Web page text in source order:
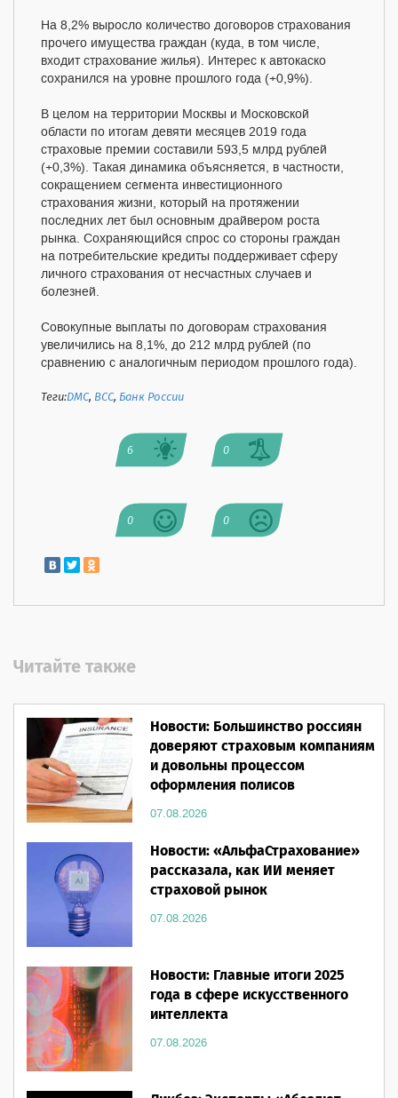
На 8,2% выросло количество договоров страхования
прочего имущества граждан (куда, в том числе,
входит страхование жилья). Интерес к автокаско
сохранился на уровне прошлого года (+0,9%).
В целом на территории Москвы и Московской
области по итогам девяти месяцев 2019 года
страховые премии составили 593,5 млрд рублей
(+0,3%). Такая динамика объясняется, в частности,
сокращением сегмента инвестиционного
страхования жизни, который на протяжении
последних лет был основным драйвером роста
рынка. Сохраняющийся спрос со стороны граждан
на потребительские кредиты поддерживает сферу
личного страхования от несчастных случаев и
болезней.
Совокупные выплаты по договорам страхования
увеличились на 8,1%, до 212 млрд рублей (по
сравнению с аналогичным периодом прошлого года).
Теги:ДМС, ВСС, Банк России
6 0
0 0
Читайте также
Новости: Большинство россиян
доверяют страховым компаниям
и довольны процессом
оформления полисов
07.08.2026
Новости: «АльфаСтрахование»
рассказала, как ИИ меняет
страховой рынок
07.08.2026
Новости: Главные итоги 2025
года в сфере искусственного
интеллекта
07.08.2026